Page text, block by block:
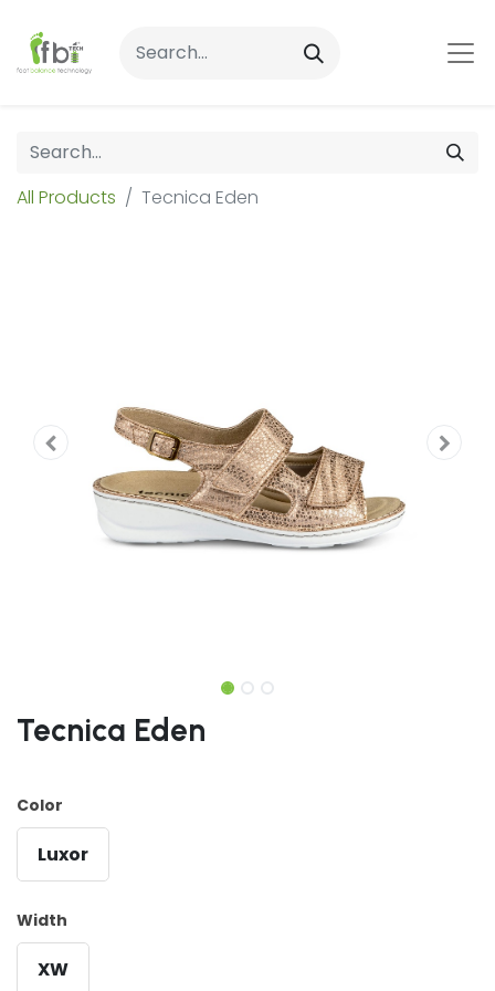
All Products Tecnica Eden
Tecnica Eden
Color
Luxor
Width
XW